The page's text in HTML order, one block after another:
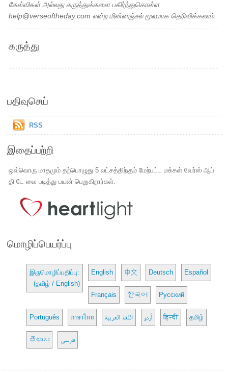
கேள்விகள் அல்லது கருத்துக்களை பகிர்ந்துகொள்ள
help@verseoftheday.com என்ற மின்னஞ்சல் மூலமாக தெரிவிக்கலாம்.
கருத்து
பதிவுசெய்
RSS
இதைப்பற்றி
ஒவ்வொரு மாதமும் தற்பொழுது 5 லட்சத்திற்கும் மேற்பட்ட மக்கள் வேர்ஸ் ஆப்
தி டே வை படித்து பயன் பெறுகிறார்கள்.
மொழிப்பெயர்ப்பு
இருமொழிப்பதிப்பு:
(தமிழ் / English)
English 中文 Deutsch Español
Français 한국어 Русский
Português ภาษาไทย اللغة العربية اُردو हिन्दी தமிழ்
తెలుగు فارسی